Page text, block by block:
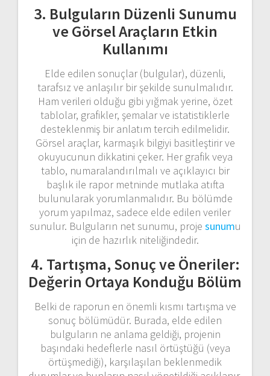
3. Bulguların Düzenli Sunumu
ve Görsel Araçların Etkin
Kullanımı
Elde edilen sonuçlar (bulgular), düzenli,
tarafsız ve anlaşılır bir şekilde sunulmalıdır.
Ham verileri olduğu gibi yığmak yerine, özet
tablolar, grafikler, şemalar ve istatistiklerle
desteklenmiş bir anlatım tercih edilmelidir.
Görsel araçlar, karmaşık bilgiyi basitleştirir ve
okuyucunun dikkatini çeker. Her grafik veya
tablo, numaralandırılmalı ve açıklayıcı bir
başlık ile rapor metninde mutlaka atıfta
bulunularak yorumlanmalıdır. Bu bölümde
yorum yapılmaz, sadece elde edilen veriler
sunulur. Bulguların net sunumu, proje sunumu
için de hazırlık niteliğindedir.
4. Tartışma, Sonuç ve Öneriler:
Değerin Ortaya Konduğu Bölüm
Belki de raporun en önemli kısmı tartışma ve
sonuç bölümüdür. Burada, elde edilen
bulguların ne anlama geldiği, projenin
başındaki hedeflerle nasıl örtüştüğü (veya
örtüşmediği), karşılaşılan beklenmedik